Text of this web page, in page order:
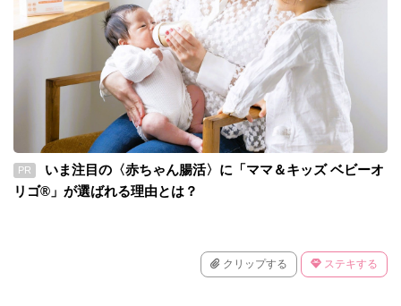
PR
いま注目の〈赤ちゃん腸活〉に「ママ＆キッズ ベビーオ
リゴ®」が選ばれる理由とは？
クリップする ステキする